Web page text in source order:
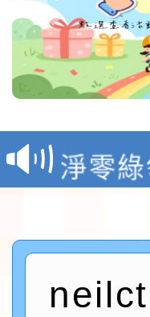
教育
報
淨零
及師
實施
115年
程
函轉